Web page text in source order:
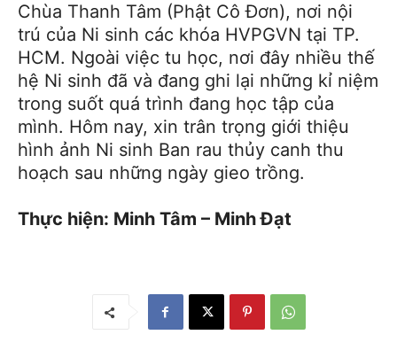
Chùa Thanh Tâm (Phật Cô Đơn), nơi nội
trú của Ni sinh các khóa HVPGVN tại TP.
HCM. Ngoài việc tu học, nơi đây nhiều thế
hệ Ni sinh đã và đang ghi lại những kỉ niệm
trong suốt quá trình đang học tập của
mình. Hôm nay, xin trân trọng giới thiệu
hình ảnh Ni sinh Ban rau thủy canh thu
hoạch sau những ngày gieo trồng.
Thực hiện: Minh Tâm – Minh Đạt